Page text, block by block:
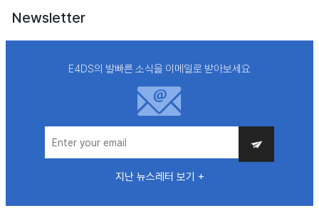
Newsletter
E4DS의 발빠른 소식을 이메일로 받아보세요
지난 뉴스레터 보기 +